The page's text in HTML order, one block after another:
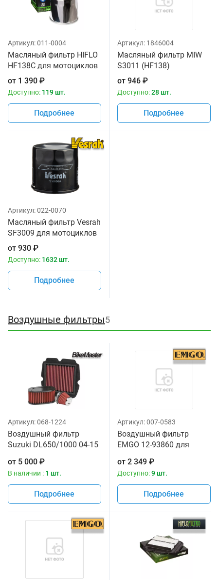
Артикул:011-0004
Масляный фильтр HIFLO
HF138C для мотоциклов
от 1 390 ₽
Доступно: 119 шт.
Подробнее
Артикул: 1846004
Масляный фильтр MIW
S3011 (HF138)
от 946₽
Доступно:28 шт.
Подробнее
Артикул:022-0070
Масляный фильтр Vesrah
SF3009 для мотоциклов
от 930 ₽
Доступно: 1632 шт.
Подробнее
Воздушные фильтры5
Артикул:068-1224
Воздушный фильтр
Suzuki DL650/1000 04-15
06G00, 13780-27G10
от 5 000 ₽
В наличии : 1 шт.
Подробнее
Артикул:007-0583
Воздушный фильтр
EMGO 12-93860 для
650 V-Strom '04-06, DL
1000 V-Strom '02-10
от 2 349₽
Доступно:9 шт.
Подробнее